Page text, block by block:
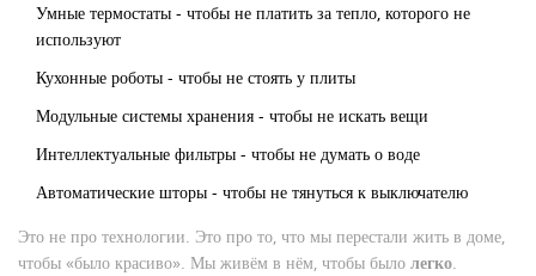
Умные термостаты - чтобы не платить за тепло, которого не
используют
Кухонные роботы - чтобы не стоять у плиты
Модульные системы хранения - чтобы не искать вещи
Интеллектуальные фильтры - чтобы не думать о воде
Автоматические шторы - чтобы не тянуться к выключателю
Это не про технологии. Это про то, что мы перестали жить в доме,
чтобы «было красиво». Мы живём в нём, чтобы было легко.